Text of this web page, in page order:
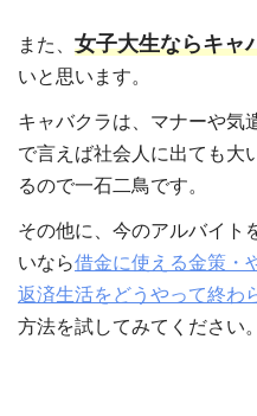
また、 女子大生ならキャ
いと思います。
キャバクラは、マナーや気
で言えば社会人に出ても大
るので一石二鳥です。
その他に、今のアルバイト
いなら借金に使える金策・
返済生活をどうやって終わ
方法を試してみてください。